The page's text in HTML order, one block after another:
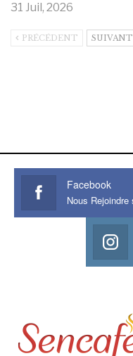
31 Juil, 2026
PRÉCÉDENT SUIVANT
Facebook